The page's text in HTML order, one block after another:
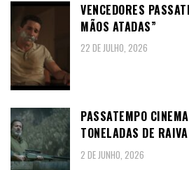
VENCEDORES
MÃOS ATADAS”
22 DE JULHO, 2026
PASSATEMPO
TONELADAS DE RAIVA
2 DE JUNHO, 2026